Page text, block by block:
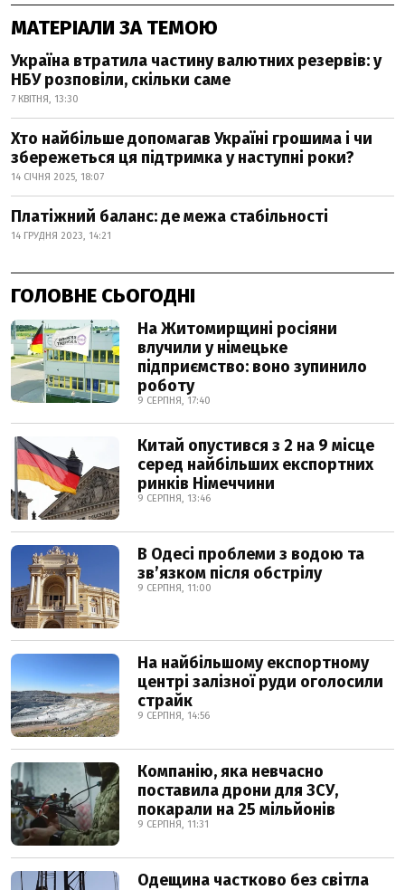
МАТЕРІАЛИ ЗА ТЕМОЮ
Україна втратила частину валютних резервів: у
НБУ розповіли, скільки саме
7 КВІТНЯ, 13:30
Хто найбільше допомагав Україні грошима і чи
збережеться ця підтримка у наступні роки?
14 СІЧНЯ 2025, 18:07
Платіжний баланс: де межа стабільності
14 ГРУДНЯ 2023, 14:21
ГОЛОВНЕ СЬОГОДНІ
На Житомирщині росіяни
влучили у німецьке
підприємство: воно зупинило
роботу
9 СЕРПНЯ, 17:40
Китай опустився з 2 на 9 місце
серед найбільших експортних
ринків Німеччини
9 СЕРПНЯ, 13:46
В Одесі проблеми з водою та
звʼязком після обстрілу
9 СЕРПНЯ, 11:00
На найбільшому експортному
центрі залізної руди оголосили
страйк
9 СЕРПНЯ, 14:56
Компанію, яка невчасно
поставила дрони для ЗСУ,
покарали на 25 мільйонів
9 СЕРПНЯ, 11:31
Одещина частково без світла